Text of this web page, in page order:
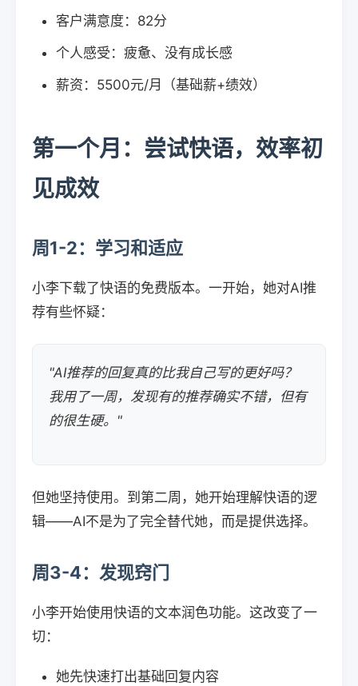
客户满意度：82分
个人感受：疲惫、没有成长感
薪资：5500元/月（基础薪+绩效）
第一个月：尝试快语，效率初
见成效
周1-2：学习和适应
小李下载了快语的免费版本。一开始，她对AI推
荐有些怀疑：
"AI推荐的回复真的比我自己写的更好吗？
我用了一周，发现有的推荐确实不错，但有
的很生硬。"
但她坚持使用。到第二周，她开始理解快语的逻
辑——AI不是为了完全替代她，而是提供选择。
周3-4：发现窍门
小李开始使用快语的文本润色功能。这改变了一
切：
她先快速打出基础回复内容